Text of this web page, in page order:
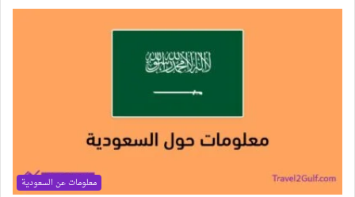
معلومات عن السعودية